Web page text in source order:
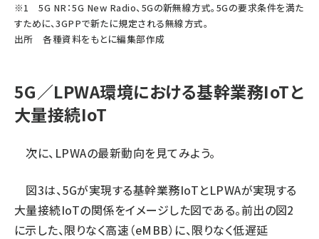
※1 5G NR：5G New Radio、5Gの新無線方式。5Gの要求条件を満た
すために、3GPPで新たに規定される無線方式。
出所 各種資料をもとに編集部作成
5G／LPWA環境における基幹業務IoTと
大量接続IoT
次に、LPWAの最新動向を見てみよう。
図3は、5Gが実現する基幹業務IoTとLPWAが実現する
大量接続IoTの関係をイメージした図である。前出の図2
に示した、限りなく高速（eMBB）に、限りなく低遅延